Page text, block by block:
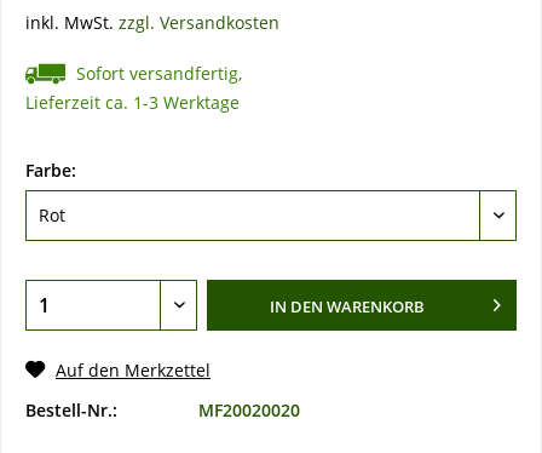
inkl. MwSt. zzgl. Versandkosten
Sofort versandfertig,
Lieferzeit ca. 1-3 Werktage
Farbe:
IN DEN WARENKORB
Auf den Merkzettel
Bestell-Nr.:
MF20020020